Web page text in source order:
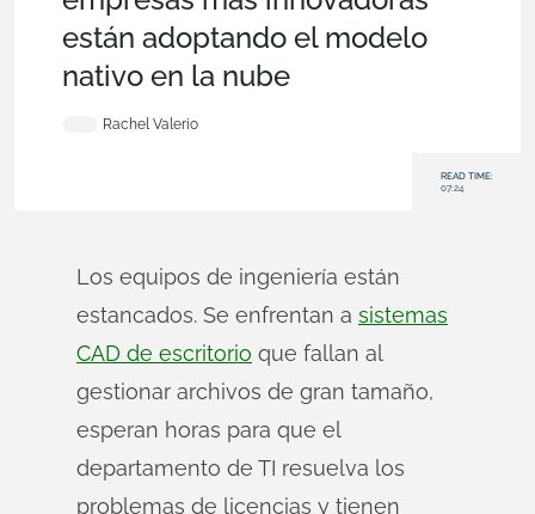
están adoptando el modelo
nativo en la nube
Rachel Valerio
READ TIME:
07:24
Los equipos de ingeniería están
estancados. Se enfrentan a sistemas
CAD de escritorio que fallan al
gestionar archivos de gran tamaño,
esperan horas para que el
departamento de TI resuelva los
problemas de licencias y tienen